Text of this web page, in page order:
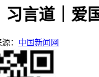
习言道｜
： 中国新闻网